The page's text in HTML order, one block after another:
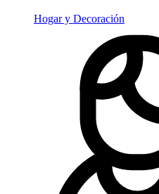
Hogar y Decoración